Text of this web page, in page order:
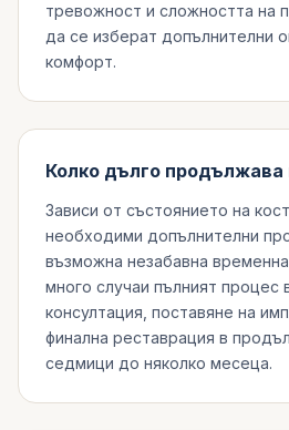
тревожност и сложността на
да се изберат допълнителни
комфорт.
Колко дълго продължава
Зависи от състоянието на
необходими допълнителни
възможна незабавна
много случаи пълният процес
консултация, поставяне на
финална реставрация в
седмици до няколко месеца.